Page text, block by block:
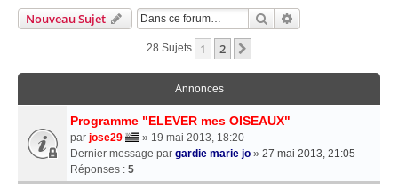
Nouveau Sujet Rechercher
28 Sujets 1 2
Annonces
Programme "ELEVER mes OISEAUX"
par jose29
» 19 mai 2013, 18:20
Dernier message par gardie marie jo » 27 mai 2013, 21:05
Réponses : 5